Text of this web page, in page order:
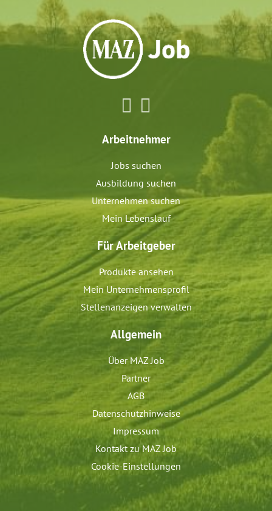
Arbeitnehmer
Jobs suchen
Ausbildung suchen
Unternehmen suchen
Mein Lebenslauf
Für Arbeitgeber
Produkte ansehen
Mein Unternehmensprofil
Stellenanzeigen verwalten
Allgemein
Über MAZ Job
Partner
AGB
Datenschutzhinweise
Impressum
Kontakt zu MAZ Job
Cookie-Einstellungen